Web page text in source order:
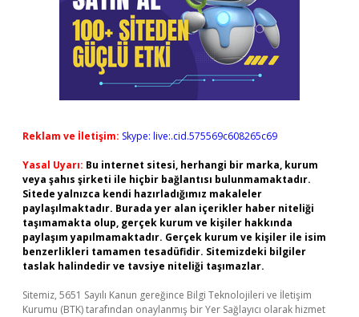
Reklam ve İletişim: Skype: live:.cid.575569c608265c69
Yasal Uyarı: Bu internet sitesi, herhangi bir marka, kurum
veya şahıs şirketi ile hiçbir bağlantısı bulunmamaktadır.
Sitede yalnızca kendi hazırladığımız makaleler
paylaşılmaktadır. Burada yer alan içerikler haber niteliği
taşımamakta olup, gerçek kurum ve kişiler hakkında
paylaşım yapılmamaktadır. Gerçek kurum ve kişiler ile isim
benzerlikleri tamamen tesadüfidir. Sitemizdeki bilgiler
taslak halindedir ve tavsiye niteliği taşımazlar.
Sitemiz, 5651 Sayılı Kanun gereğince Bilgi Teknolojileri ve İletişim
Kurumu (BTK) tarafından onaylanmış bir Yer Sağlayıcı olarak hizmet